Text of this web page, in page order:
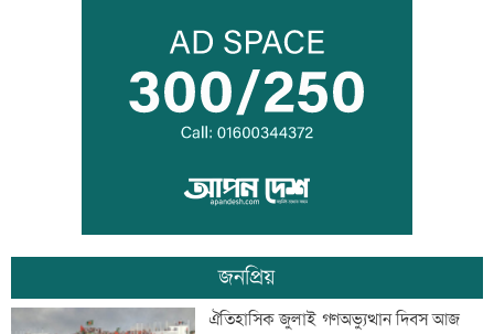
তরুণদের নেতৃত্বেই প্রযুক্তিনির্ভর উন্নয়ন হবে:
তথ্যপ্রযুক্তিমন্ত্রী
লক্ষ্মীপুর জেলা প্রশাসনের ১৪ কর্মকর্তা-
কর্মচারীর বিদায়ী সংবর্ধনা
সব শর্ত মেনে নিলে হরমুজ খুলবো: ইরান
জনপ্রিয়
ঐতিহাসিক জুলাই গণঅভ্যুত্থান দিবস আজ